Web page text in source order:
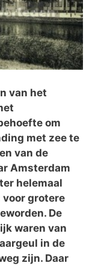
van het
om
met zee te
van de
Amsterdam
helemaal
voor grotere
De
waren van
in de
zijn. Daar